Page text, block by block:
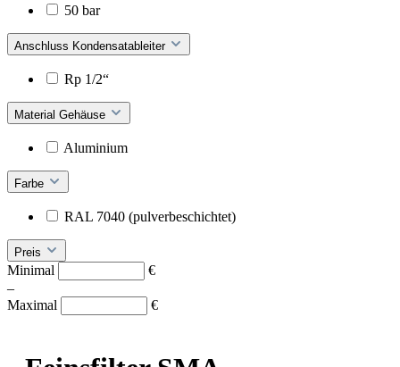
50 bar
Anschluss Kondensatableiter
Rp 1/2“
Material Gehäuse
Aluminium
Farbe
RAL 7040 (pulverbeschichtet)
Preis
Minimal
€
–
Maximal
€